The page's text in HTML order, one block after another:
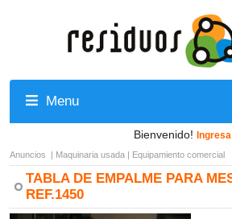
Menu
Bienvenido!
Anuncios | Maquinaria usada | Equipamiento comercial
TABLA DE EMPALME PARA
REF.1450